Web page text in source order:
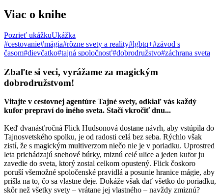
Viac o knihe
Pozrieť ukážkuUkážka
#cestovanie#mágia#rôzne svety a reality#lgbtq+#závod s
časom#dievčatko#tajná spoločnosť#dobrodružstvo#záchrana sveta
Zbaľte si veci, vyrážame za magickým
dobrodružstvom!
Vitajte v cestovnej agentúre Tajné svety, odkiaľ vás každý
kufor prepraví do iného sveta. Stačí vkročiť dnu...
Keď dvanásťročná Flick Hudsonová dostane návrh, aby vstúpila do
Tajnosvetského spolku, je od radosti celá bez seba. Rýchlo však
zistí, že s magickým multiverzom niečo nie je v poriadku. Uprostred
leta prichádzajú snehové búrky, miznú celé ulice a jeden kufor ju
zavedie do sveta, ktorý zostal celkom opustený. Flick čoskoro
poruší všemožné spoločenské pravidlá a posunie hranice mágie, aby
prišla na to, čo sa vlastne deje. Dokáže však dať všetko do poriadku,
skôr než všetky svety – vrátane jej vlastného – navždy zmiznú?